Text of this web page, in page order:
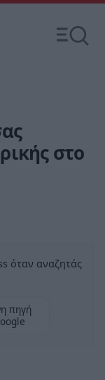
στο
όταν αναζητάς
πηγή